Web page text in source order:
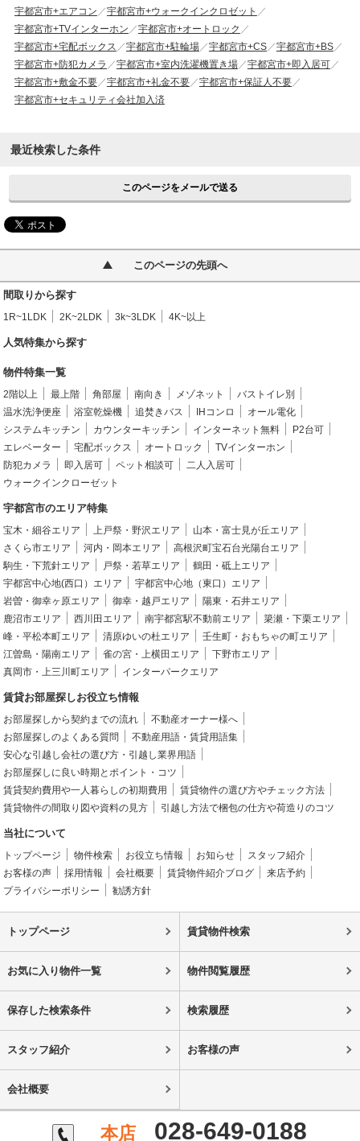
宇都宮市+エアコン
宇都宮市+ウォークインクロゼット
宇都宮市+TVインターホン
宇都宮市+オートロック
宇都宮市+宅配ボックス
宇都宮市+駐輪場 宇都宮市+CS
宇都宮市+BS
宇都宮市+防犯カメラ
宇都宮市+室内洗濯機置き場
宇都宮市+即入居可
宇都宮市+敷金不要
宇都宮市+礼金不要
宇都宮市+保証人不要
宇都宮市+セキュリティ会社加入済
最近検索した条件
このページをメールで送る
このページの先頭へ
間取りから探す
1R~1LDK 2K~2LDK 3k~3LDK 4K~以上
人気特集から探す
物件特集一覧
2階以上 最上階 角部屋 南向き メゾネット
バストイレ別
温水洗浄便座
浴室乾燥機 追焚きバス IHコンロ
オール電化
システムキッチン
カウンターキッチン インターネット無料
P2台可
エレベーター
宅配ボックス オートロック
TVインターホン
防犯カメラ
即入居可 ペット相談可
二人入居可
ウォークインクローゼット
宇都宮市のエリア特集
宝木・細谷エリア 上戸祭・野沢エリア
山本・富士見が丘エリア
さくら市エリア
河内・岡本エリア
高根沢町宝石台光陽台エリア
駒生・下荒針エリア
戸祭・若草エリア
鶴田・砥上エリア
宇都宮中心地(西口）エリア
宇都宮中心地（東口）エリア
岩曽・御幸ヶ原エリア
御幸・越戸エリア
陽東・石井エリア
鹿沼市エリア
西川田エリア 南宇都宮駅不動前エリア
簗瀬・下栗エリア
峰・平松本町エリア
清原ゆいの杜エリア
壬生町・おもちゃの町エリア
江曽島・陽南エリア
雀の宮・上横田エリア
下野市エリア
真岡市・上三川町エリア
インターパークエリア
賃貸お部屋探しお役立ち情報
お部屋探しから契約までの流れ
不動産オーナー様へ
お部屋探しのよくある質問
不動産用語・賃貸用語集
安心な引越し会社の選び方・引越し業界用語
お部屋探しに良い時期とポイント・コツ
賃貸契約費用や一人暮らしの初期費用
賃貸物件の選び方やチェック方法
賃貸物件の間取り図や資料の見方
引越し方法で梱包の仕方や荷造りのコツ
当社について
トップページ 物件検索 お役立ち情報 お知らせ
スタッフ紹介
お客様の声
採用情報 会社概要 賃貸物件紹介ブログ
来店予約
プライバシーポリシー
勧誘方針
トップページ 賃貸物件検索
お気に入り物件一覧 物件閲覧履歴
保存した検索条件 検索履歴
スタッフ紹介 お客様の声
会社概要
本店 028-649-0188